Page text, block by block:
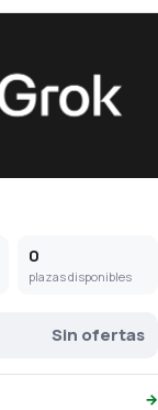
0
plazas disponibles
Sin ofertas
→